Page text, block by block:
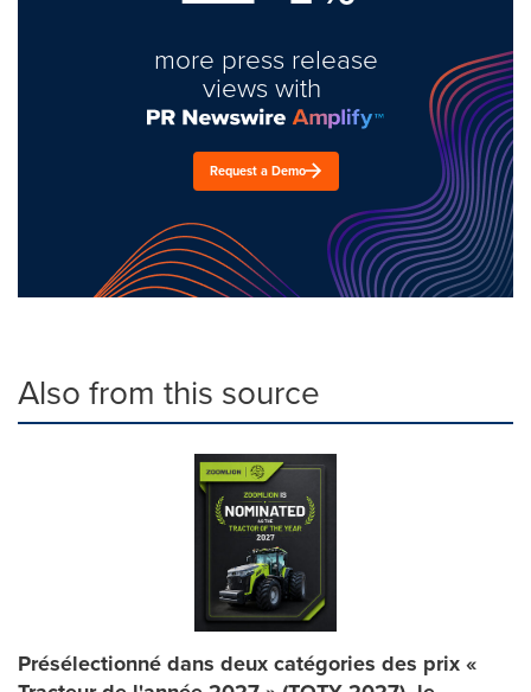
more press release
views with
Request a Demo
Also from this source
Présélectionné dans deux catégories des prix «